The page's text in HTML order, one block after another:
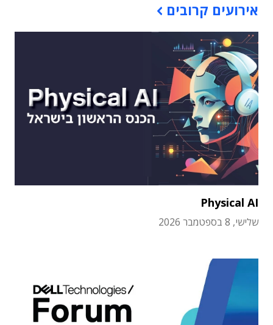
אירועים קרובים
Physical AI
שלישי, 8 בספטמבר 2026